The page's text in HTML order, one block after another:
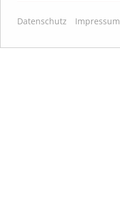
Datenschutz Impressum